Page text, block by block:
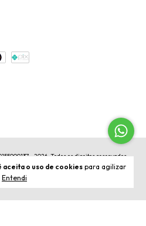
aceita o uso de cookies para agilizar
Entendi
- 2026. Todos os direitos reservados.